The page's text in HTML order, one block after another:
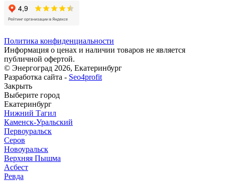
Политика конфиденциальности
Информация о ценах и наличии товаров не является
публичной офертой.
© Энергоград 2026, Екатеринбург
Разработка сайта - Seo4profit
Закрыть
Выберите город
Екатеринбург
Нижний Тагил
Каменск-Уральский
Первоуральск
Серов
Новоуральск
Верхняя Пышма
Асбест
Ревда